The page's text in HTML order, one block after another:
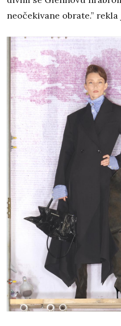
neočekivane obrate.”